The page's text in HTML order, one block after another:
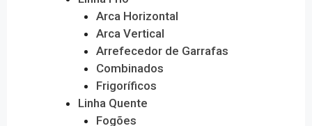
Arca Horizontal
Arca Vertical
Arrefecedor de Garrafas
Combinados
Frigoríficos
Linha Quente
Fogões